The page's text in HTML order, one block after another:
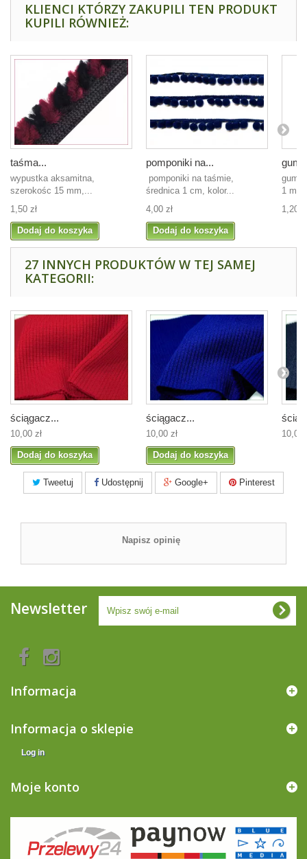
KLIENCI KTÓRZY ZAKUPILI TEN PRODUKT
KUPILI RÓWNIEŻ:
taśma...
wypustka aksamitna,
szerokośc 15 mm,...
1,50 zł
Dodaj do koszyka
pomponiki na...
pomponiki na taśmie,
średnica 1 cm, kolor...
4,00 zł
Dodaj do koszyka
guma
1 metr
1,20
27 INNYCH PRODUKTÓW W TEJ SAMEJ
KATEGORII:
ściągacz...
10,00 zł
Dodaj do koszyka
ściągacz...
10,00 zł
Dodaj do koszyka
10,00
Tweetuj Udostępnij Google+ Pinterest
Napisz opinię
Newsletter
Informacja
Informacja o sklepie
Log in
Moje konto